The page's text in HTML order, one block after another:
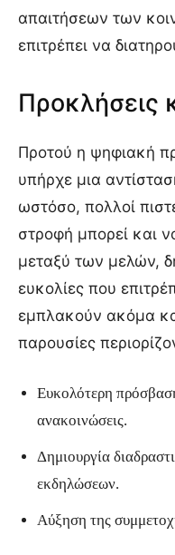
απαιτήσεων των
επιτρέπει να
Προκλήσεις
Προτού η ψηφιακή
υπήρχε μια
ωστόσο, πολλοί
στροφή μπορεί και
μεταξύ των μελών,
ευκολίες που
εμπλακούν ακόμα
παρουσίες
Ευκολότερη
ανακοινώσεις.
Δημιουργία
εκδηλώσεων.
Αύξηση της